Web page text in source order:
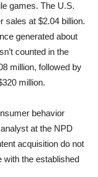
games. The U.S.
sales at $2.04 billion.
generated about
counted in the
million, followed by
million.
behavior
at the NPD
acquisition do not
with the established